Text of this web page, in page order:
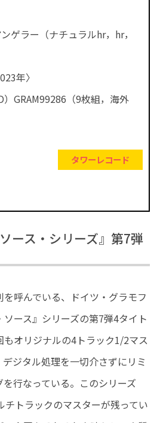
ゲラー（ナチュラルhr，hr，
年〉
）GRAM99286（9枚組，海外
タワーレコード
ース・シリーズ』第7弾
呼んでいる、ドイツ・グラモフ
ース』シリーズの第7弾4タイト
もオリジナルの4トラック1/2マス
ジタル処理を一切介さずにリミ
行なっている。このシリーズ
チトラックのマスターが残ってい